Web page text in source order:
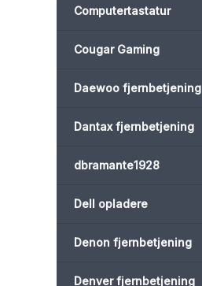
Computertastatur
Cougar Gaming
Daewoo fjernbetjening
Dantax fjernbetjening
dbramante1928
Dell opladere
Denon fjernbetjening
Denver fjernbetjening